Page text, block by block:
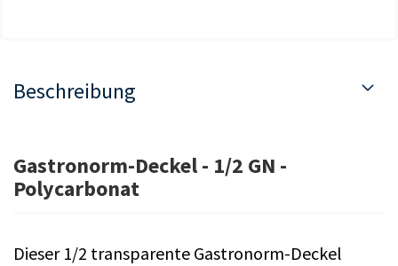
Beschreibung
Gastronorm-Deckel - 1/2 GN -
Polycarbonat
Dieser 1/2 transparente Gastronorm-Deckel